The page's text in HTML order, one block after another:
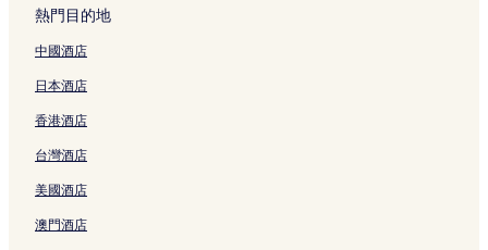
H
o
t
l
面
t
頁
面
面
t
e
l
a
j
i
n
g
面
y
I
H
頁
e
n
E
p
頁
面
g
A
v
X
n
j
i
e
o
a
n
g
i
g
頁
面
j
i
n
,
u
t
o
g
a
j
i
n
D
w
n
t
o
n
g
R
e
o
t
&
S
p
頁
O
l
y
p
c
E
X
P
頁
g
C
e
t
a
l
S
u
i
p
r
e
s
a
n
j
i
g
o
n
f
c
u
s
T
e
p
N
a
n
i
g
頁
面
t
e
l
面
o
t
e
N
n
j
i
n
頁
l
e
P
l
c
e
N
a
j
e
t
r
p
r
k
H
o
e
W
U
J
H
t
e
l
,
n
i
d
a
I
n
E
x
p
e
熱門目的地
中國酒店
日本酒店
香港酒店
台灣酒店
美國酒店
澳門酒店